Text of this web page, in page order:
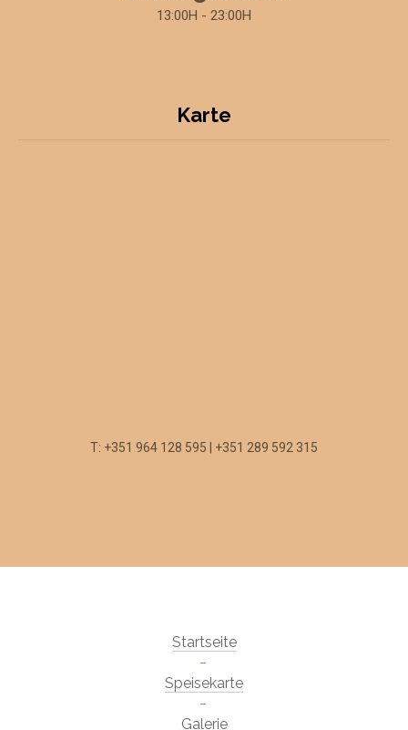
13:00H - 23:00H
Karte
T: +351 964 128 595 | +351 289 592 315
Startseite
Speisekarte
Galerie